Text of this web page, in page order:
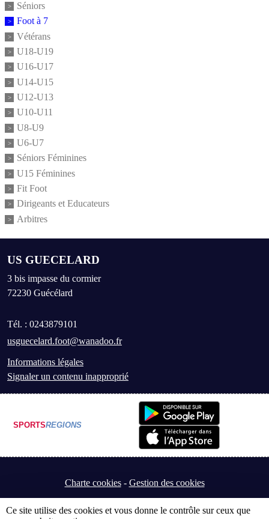
Séniors
Foot à 7
Vétérans
U18-U19
U16-U17
U14-U15
U12-U13
U10-U11
U8-U9
U6-U7
Séniors Féminines
U15 Féminines
Fit Foot
Dirigeants et Educateurs
Arbitres
US GUECELARD
3 bis impasse du cormier
72230 Guécélard
Tél. : 0243879101
usguecelard.foot@wanadoo.fr
Informations légales
Signaler un contenu inapproprié
SPORTSREGIONS
Charte cookies Gestion des cookies
Ce site utilise des cookies et vous donne le contrôle sur ceux que